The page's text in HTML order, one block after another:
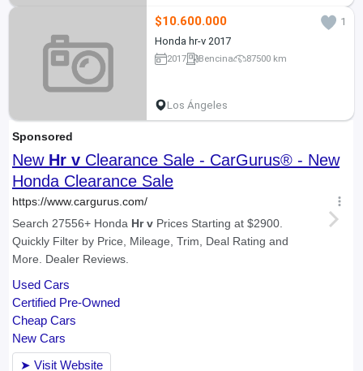
$10.600.000
1
Honda hr-v 2017
2017 Bencina 87500 km
Los Ángeles